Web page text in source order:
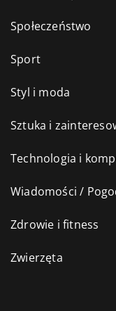
Społeczeństwo
Sport
Styl i moda
Sztuka i
Technologia i
Wiadomości /
Zdrowie i fitness
Zwierzęta